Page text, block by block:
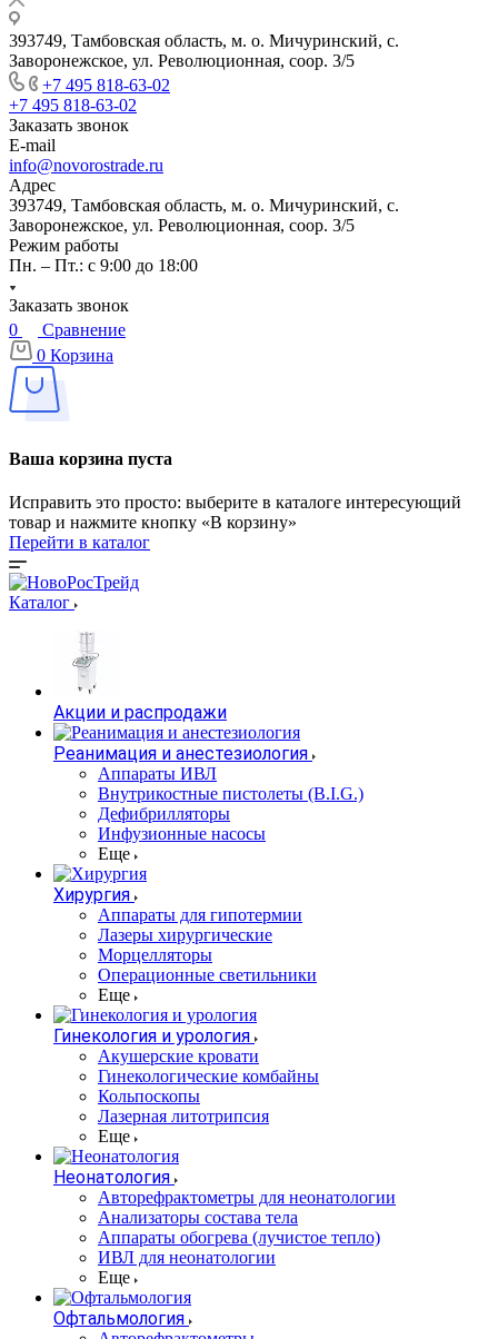
393749, Тамбовская область, м. о. Мичуринский, с.
Заворонежское, ул. Революционная, соор. 3/5
+7 495 818-63-02
+7 495 818-63-02
Заказать звонок
E-mail
info@novorostrade.ru
Адрес
393749, Тамбовская область, м. о. Мичуринский, с.
Заворонежское, ул. Революционная, соор. 3/5
Режим работы
Пн. – Пт.: с 9:00 до 18:00
Заказать звонок
0
Сравнение
0 Корзина
Ваша корзина пуста
Исправить это просто: выберите в каталоге интересующий
товар и нажмите кнопку «В корзину»
Перейти в каталог
Каталог
Акции и распродажи
Реанимация и анестезиология
Аппараты ИВЛ
Внутрикостные пистолеты (B.I.G.)
Дефибрилляторы
Инфузионные насосы
Еще
Хирургия
Аппараты для гипотермии
Лазеры хирургические
Морцелляторы
Операционные светильники
Еще
Гинекология и урология
Акушерские кровати
Гинекологические комбайны
Кольпоскопы
Лазерная литотрипсия
Еще
Неонатология
Авторефрактометры для неонатологии
Анализаторы состава тела
Аппараты обогрева (лучистое тепло)
ИВЛ для неонатологии
Еще
Офтальмология